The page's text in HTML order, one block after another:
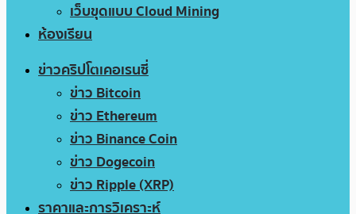
เว็บขุดแบบ Cloud Mining
ห้องเรียน
ข่าวคริปโตเคอเรนซี่
ข่าว Bitcoin
ข่าว Ethereum
ข่าว Binance Coin
ข่าว Dogecoin
ข่าว Ripple (XRP)
ราคาและการวิเคราะห์